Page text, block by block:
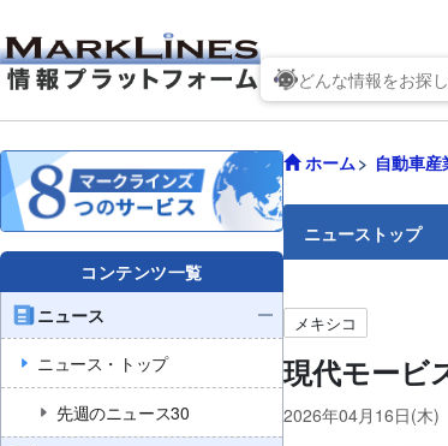
コンテンツ一覧
ニュース
ニュース・トップ
先週のニュース30
ホーム 自動車
ニューストップ
メキシコ
現代モービ
2026年04月16日(木)